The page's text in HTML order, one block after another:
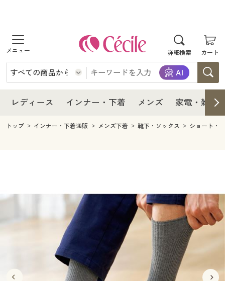
詳細検索 カート
商品を探す
レディース
レディースファッション
インナー・下着
インナー・下着通販すべて
ジュニア・ティーンズ下着
メンズ
キッチン・雑貨・日用品
寝具・インテリア・家具通販すべて
美容・健康通販すべて
美容・健康・サプリメント
制服・スクール
制服・スクールすべて
大きいサイズ
レディース インナー・下着 メンズ 家電・雑貨
レディース
レディース通販すべて
レディースファッション
インナー・下着
インナー・下着通販すべて
メンズ
キッチン・雑貨・日用品
カーテン・ラグ・ファブリック
美容・健康通販すべて
美容・健康・サプリメント
制服・スクール
制服・スクールすべて
制服・学生服
大きいサイズ通販すべて
トップ インナー・下着通販 メンズ下着 靴下・ソックス ショート・